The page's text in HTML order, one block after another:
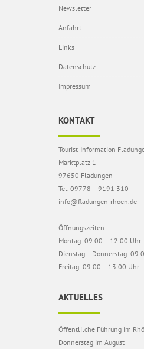
Newsletter
Anfahrt
Links
Datenschutz
Impressum
KONTAKT
Tourist-Information
Marktplatz 1
97650 Fladungen
Tel. 09778 – 9191 310
info@fladungen-rhoen.de
Öffnungszeiten:
Montag: 09.00 – 12.00 Uhr
Dienstag – Donnerstag:
Freitag: 09.00 – 13.00 Uhr
AKTUELLES
Öffentlilche Führung im
Donnerstag im August